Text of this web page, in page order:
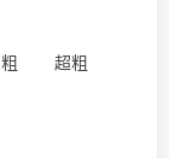
粗 超粗